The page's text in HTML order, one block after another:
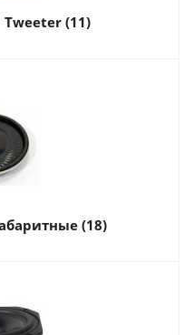
(11)
(18)